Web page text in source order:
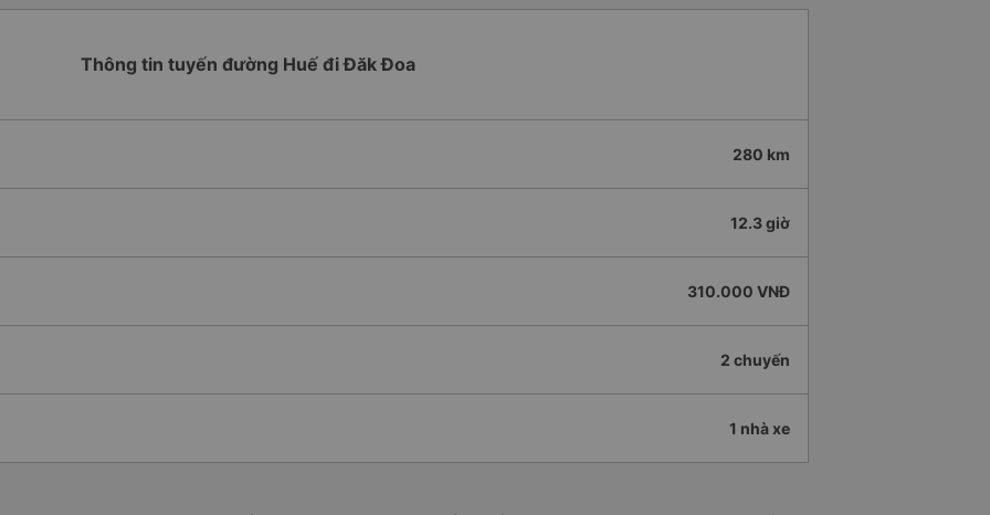
Thông tin tuyến đường Huế đi Đăk Đoa
280 km
12.3 giờ
310.000 VNĐ
2 chuyến
1 nhà xe